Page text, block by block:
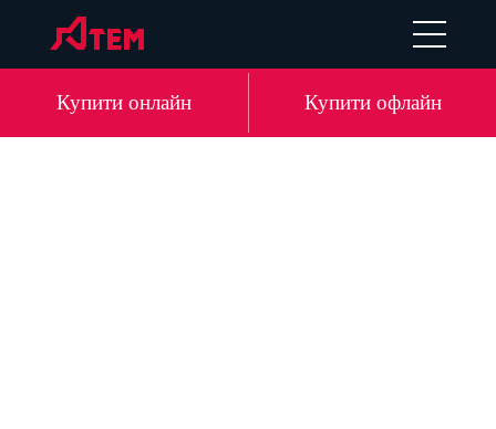
LV RU
Купити онлайн Купити офлайн